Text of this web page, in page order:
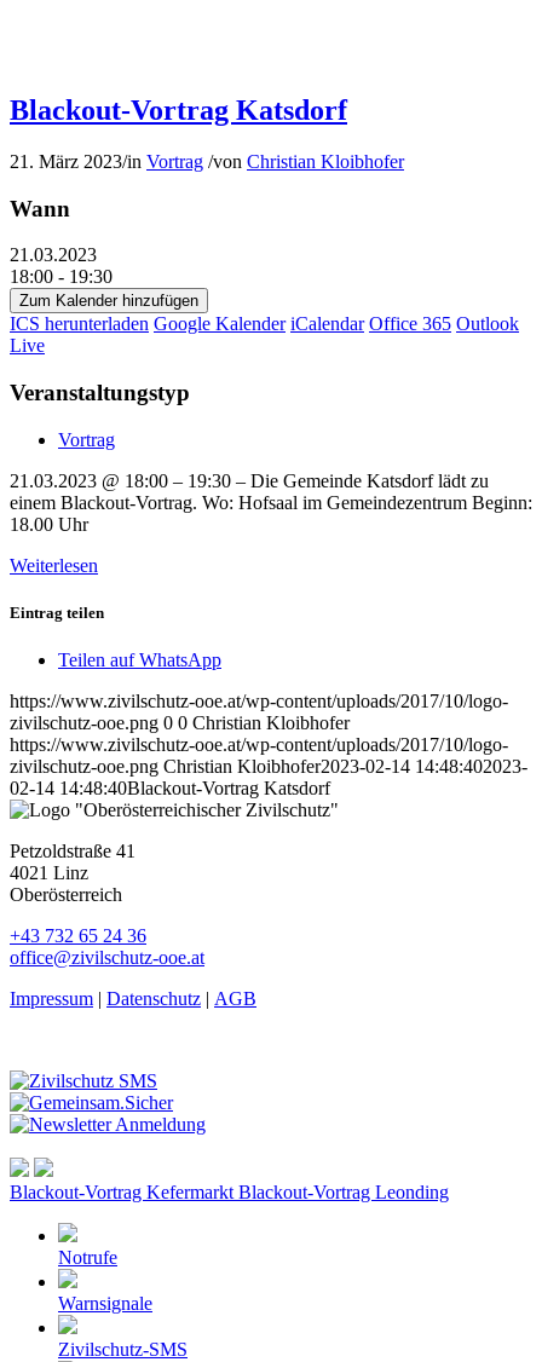
Blackout-Vortrag Katsdorf
21. März 2023/in Vortrag /von Christian Kloibhofer
Wann
21.03.2023
18:00 - 19:30
Zum Kalender hinzufügen
ICS herunterladen Google Kalender iCalendar Office 365 Outlook
Live
Veranstaltungstyp
Vortrag
21.03.2023 @ 18:00 – 19:30 – Die Gemeinde Katsdorf lädt zu
einem Blackout-Vortrag. Wo: Hofsaal im Gemeindezentrum Beginn:
18.00 Uhr
Weiterlesen
Eintrag teilen
Teilen auf WhatsApp
https://www.zivilschutz-ooe.at/wp-content/uploads/2017/10/logo-
zivilschutz-ooe.png 0 0 Christian Kloibhofer
https://www.zivilschutz-ooe.at/wp-content/uploads/2017/10/logo-
zivilschutz-ooe.png Christian Kloibhofer2023-02-14 14:48:402023-
02-14 14:48:40Blackout-Vortrag Katsdorf
Petzoldstraße 41
4021 Linz
Oberösterreich
+43 732 65 24 36
office@zivilschutz-ooe.at
Impressum | Datenschutz | AGB
Blackout-Vortrag Kefermarkt Blackout-Vortrag Leonding
Notrufe
Warnsignale
Zivilschutz-SMS